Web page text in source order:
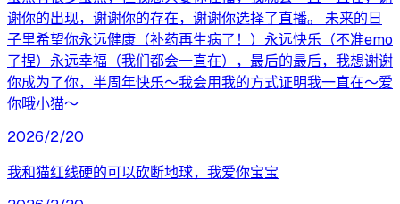
谢你的出现，谢谢你的存在，谢谢你选择了直播。 未来的日
子里希望你永远健康（补药再生病了！）永远快乐（不准emo
了捏）永远幸福（我们都会一直在），最后的最后，我想谢谢
你成为了你，半周年快乐～我会用我的方式证明我一直在～爱
你哦小猫～
2026/2/20
我和猫红线硬的可以砍断地球，我爱你宝宝